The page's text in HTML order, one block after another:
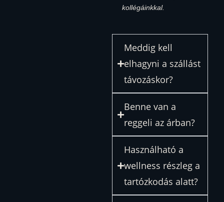
kollégáinkkal.
Meddig kell
elhagyni a szállást
távozáskor?
Benne van a
reggeli az árban?
Használható a
wellness részleg a
tartózkodás alatt?